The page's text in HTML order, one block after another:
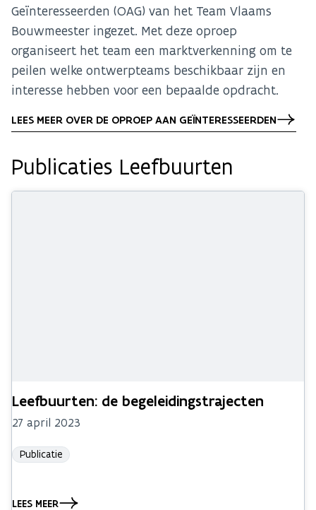
Geïnteresseerden (OAG) van het Team Vlaams
Bouwmeester ingezet. Met deze oproep
organiseert het team een marktverkenning om te
peilen welke ontwerpteams beschikbaar zijn en
interesse hebben voor een bepaalde opdracht.
LEES MEER OVER DE OPROEP AAN GEÏNTERESSEERDEN
Publicaties Leefbuurten
Leefbuurten: de begeleidingstrajecten
27 april 2023
Publicatie
LEES MEER